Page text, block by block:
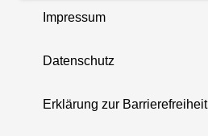
Impressum
Datenschutz
Erklärung zur Barrierefreiheit